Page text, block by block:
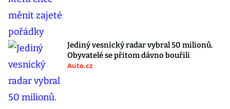
Jediný vesnický radar vybral 50 milionů.
Obyvatelé se přitom dávno bouřili
Auto.cz